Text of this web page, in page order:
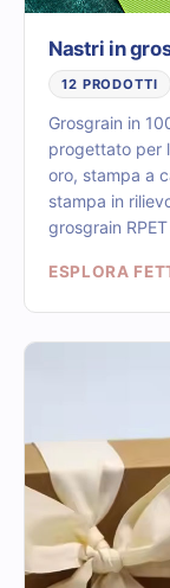
Nastri in
12 PRODOTTI
Grosgrain in
progettato per
oro, stampa a
stampa in
grosgrain
ESPLORA